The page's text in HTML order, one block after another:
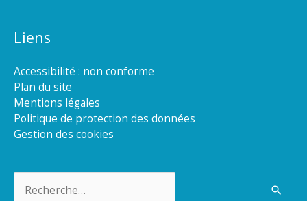
Liens
Accessibilité : non conforme
Plan du site
Mentions légales
Politique de protection des données
Gestion des cookies